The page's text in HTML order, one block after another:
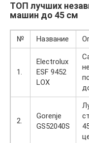
ТОП лучших
машин до 45 см
№ Название
1.
Electrolux
ESF 9452
LOX
2.
Gorenje
GS52040S